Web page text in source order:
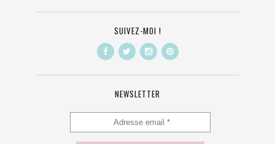
SUIVEZ-MOI !
NEWSLETTER